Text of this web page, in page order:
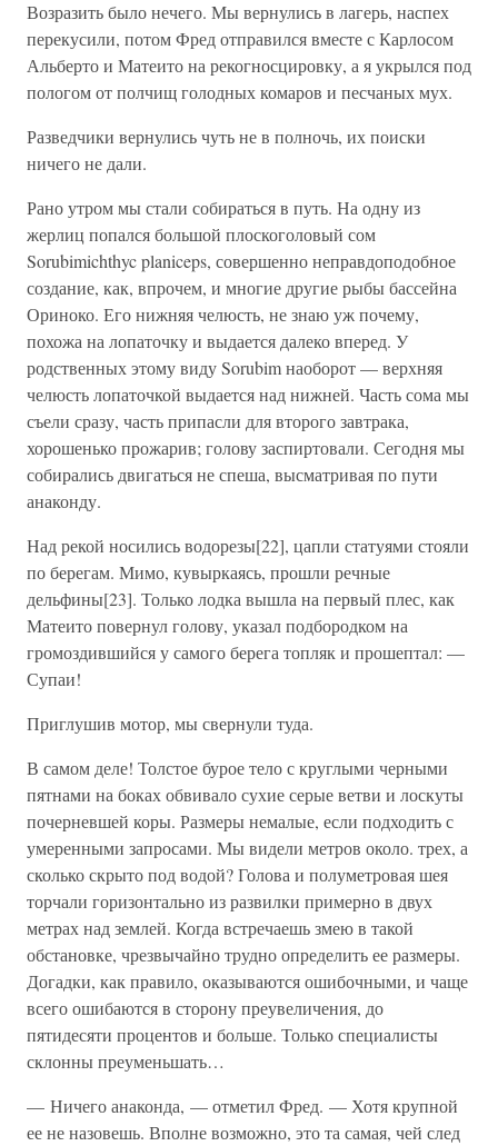
Возразить было нечего. Мы вернулись в лагерь, наспех
перекусили, потом Фред отправился вместе с Карлосом
Альберто и Матеито на рекогносцировку, а я укрылся под
пологом от полчищ голодных комаров и песчаных мух.
Разведчики вернулись чуть не в полночь, их поиски
ничего не дали.
Рано утром мы стали собираться в путь. На одну из
жерлиц попался большой плоскоголовый сом
Sorubimichthyc planiceps, совершенно неправдоподобное
создание, как, впрочем, и многие другие рыбы бассейна
Ориноко. Его нижняя челюсть, не знаю уж почему,
похожа на лопаточку и выдается далеко вперед. У
родственных этому виду Sorubim наоборот — верхняя
челюсть лопаточкой выдается над нижней. Часть сома мы
съели сразу, часть припасли для второго завтрака,
хорошенько прожарив; голову заспиртовали. Сегодня мы
собирались двигаться не спеша, высматривая по пути
анаконду.
Над рекой носились водорезы[22], цапли статуями стояли
по берегам. Мимо, кувыркаясь, прошли речные
дельфины[23]. Только лодка вышла на первый плес, как
Матеито повернул голову, указал подбородком на
громоздившийся у самого берега топляк и прошептал: —
Супаи!
Приглушив мотор, мы свернули туда.
В самом деле! Толстое бурое тело с круглыми черными
пятнами на боках обвивало сухие серые ветви и лоскуты
почерневшей коры. Размеры немалые, если подходить с
умеренными запросами. Мы видели метров около. трех, а
сколько скрыто под водой? Голова и полуметровая шея
торчали горизонтально из развилки примерно в двух
метрах над землей. Когда встречаешь змею в такой
обстановке, чрезвычайно трудно определить ее размеры.
Догадки, как правило, оказываются ошибочными, и чаще
всего ошибаются в сторону преувеличения, до
пятидесяти процентов и больше. Только специалисты
склонны преуменьшать…
— Ничего анаконда, — отметил Фред. — Хотя крупной
ее не назовешь. Вполне возможно, это та самая, чей след